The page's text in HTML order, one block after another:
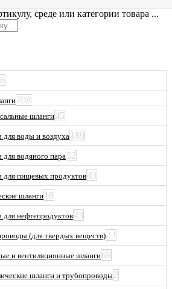
среде или категории товара ...
708
шланги45
воды и воздуха 189
водяного пара32
для пищевых продуктов43
шланги 18
нефтепродуктов43
(для твердых веществ)23
и вентиляционные шланги69
шланги и трубопроводы2